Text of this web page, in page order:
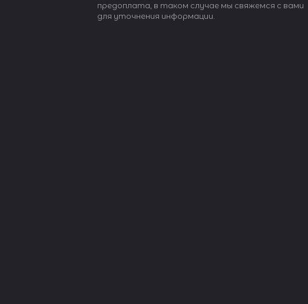
свое решение.
предоплата, в таком случае мы свяжемся с вами
для уточнения информации.